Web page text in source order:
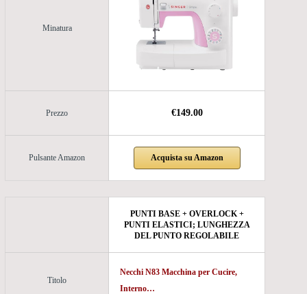
Minatura
Prezzo €149.00
Pulsante Amazon Acquista su Amazon
PUNTI BASE + OVERLOCK +
PUNTI ELASTICI; LUNGHEZZA
DEL PUNTO REGOLABILE
Titolo
Necchi N83 Macchina per Cucire,
Interno…